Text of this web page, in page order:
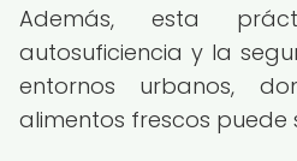
Además, esta
autosuficiencia y la
entornos urbanos,
alimentos frescos puede